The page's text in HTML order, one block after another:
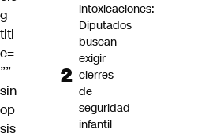
g
titl
e=
””
sin
op
sis
intoxicaciones:
Diputados
buscan
exigir
cierres
de
seguridad
infantil